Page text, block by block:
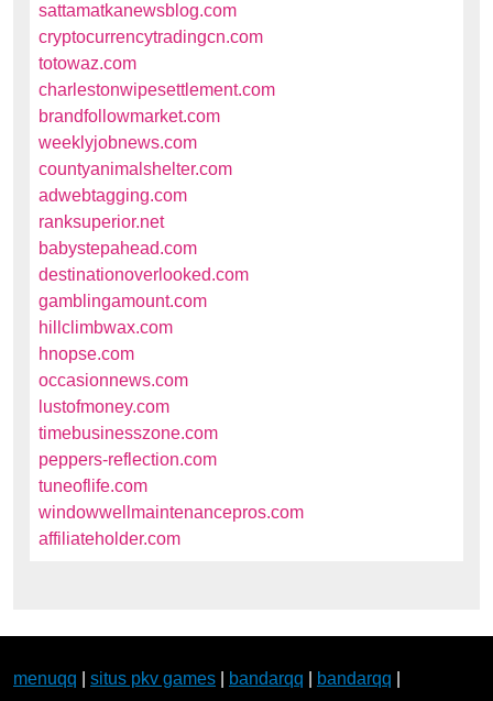
sattamatkanewsblog.com
cryptocurrencytradingcn.com
totowaz.com
charlestonwipesettlement.com
brandfollowmarket.com
weeklyjobnews.com
countyanimalshelter.com
adwebtagging.com
ranksuperior.net
babystepahead.com
destinationoverlooked.com
gamblingamount.com
hillclimbwax.com
hnopse.com
occasionnews.com
lustofmoney.com
timebusinesszone.com
peppers-reflection.com
tuneoflife.com
windowwellmaintenancepros.com
affiliateholder.com
menuqq situs pkv games bandarqq bandarqq